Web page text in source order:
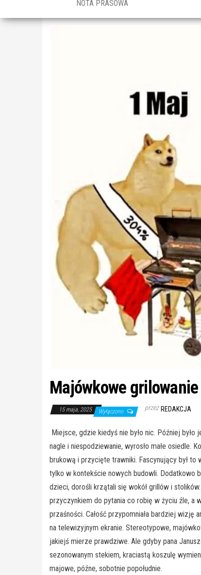
NOTA PRASOWA
Majówkowe grilowanie
15 maja, 2025 Wyłączono przez REDAKCJA
Miejsce, gdzie kiedyś nie było nic. Później
nagle i niespodziewanie, wyrosło małe osiedle.
brukową i przycięte trawniki. Fascynujący był
tylko w kontekście nowych budowli. Dodatkowo
dzieci, dorośli krzątali się wokół grillów i
przyczynkiem do pytania co robię w życiu źle, a
przaśności. Całość przypomniała bardziej
na telewizyjnym ekranie. Stereotypowe,
jakiejś mierze prawdziwe. Ale gdyby pana
sezonowanym stekiem, kraciastą koszulę
majowe, późne, sobotnie popołudnie.